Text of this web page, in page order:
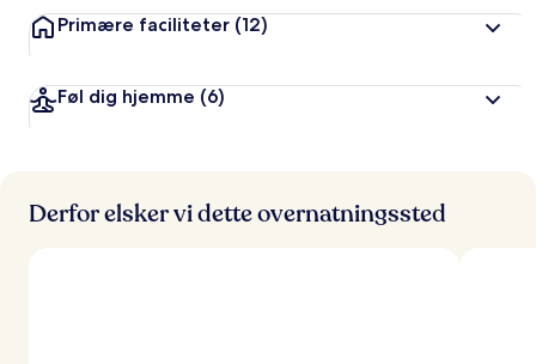
Primære faciliteter (12)
Føl dig hjemme (6)
Derfor elsker vi dette overnatningssted